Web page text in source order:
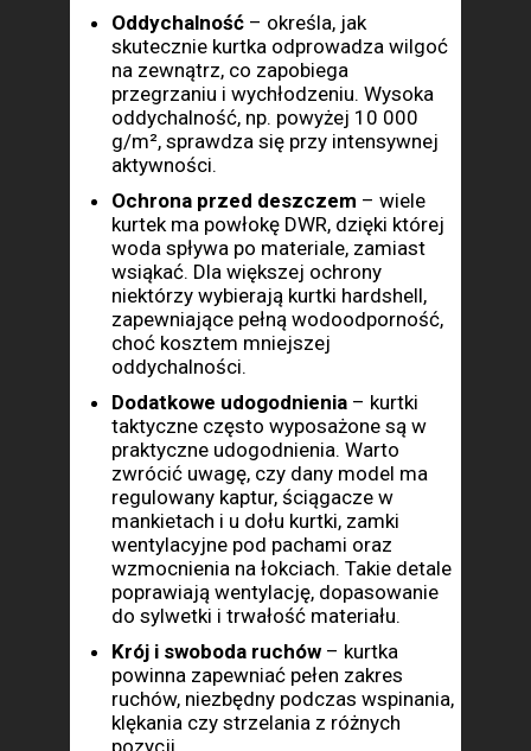
Oddychalność – określa, jak
skutecznie kurtka odprowadza wilgoć
na zewnątrz, co zapobiega
przegrzaniu i wychłodzeniu. Wysoka
oddychalność, np. powyżej 10 000
g/m², sprawdza się przy intensywnej
aktywności.
Ochrona przed deszczem – wiele
kurtek ma powłokę DWR, dzięki której
woda spływa po materiale, zamiast
wsiąkać. Dla większej ochrony
niektórzy wybierają kurtki hardshell,
zapewniające pełną wodoodporność,
choć kosztem mniejszej
oddychalności.
Dodatkowe udogodnienia – kurtki
taktyczne często wyposażone są w
praktyczne udogodnienia. Warto
zwrócić uwagę, czy dany model ma
regulowany kaptur, ściągacze w
mankietach i u dołu kurtki, zamki
wentylacyjne pod pachami oraz
wzmocnienia na łokciach. Takie detale
poprawiają wentylację, dopasowanie
do sylwetki i trwałość materiału.
Krój i swoboda ruchów – kurtka
powinna zapewniać pełen zakres
ruchów, niezbędny podczas wspinania,
klękania czy strzelania z różnych
pozycji.